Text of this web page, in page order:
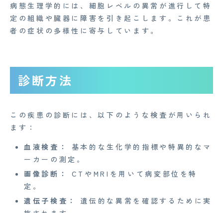
病態生理学的には、細胞レベルの異常が進行して特
定の組織や臓器に障害を引き起こします。これが患
者の症状の多様性に寄与しています。
診断方法
この疾患の診断には、以下のような検査が用いられ
ます：
血液検査：
基本的な生化学的指標や特異的なマ
ーカーの測定。
画像診断：
CTやMRIを用いて病変部位を特
定。
遺伝子検査：
遺伝的な異常を確認するために実
AGAメディア
Medi Face Journal
お知らせ
イベント